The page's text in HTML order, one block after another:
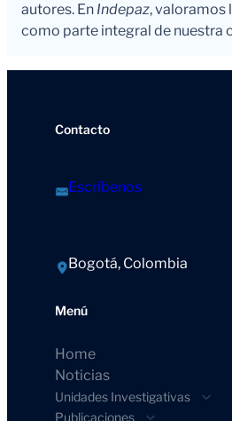
autores. En Indepaz, valoramos
como parte integral de nuestra
Contacto
Escríbenos
Bogotá, Colombia
Menú
Home
Noticias
Unidades Investigativas
Publicaciones